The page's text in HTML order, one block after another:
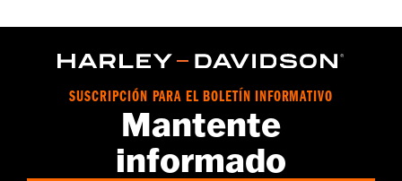
GARANTÍA:1 año de garantía limitada – Consultawww.h-
para más información
SUSCRIPCIÓN PARA EL BOLETÍN INFORMATIVO
Mantente
informado